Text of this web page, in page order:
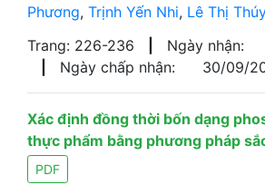
Phương, Trịnh Yến Nhi, Lê Thị Thúy
Trang: 226-236
Ngày nhận:
Ngày chấp nhận: 30/09/
Xác định đồng thời bốn dạng
thực phẩm bằng phương pháp
PDF